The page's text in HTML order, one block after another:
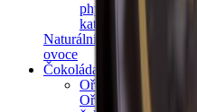
physalis
kategorie
Naturální sušené ovoce
ovoce
Čokoláda a sladkosti
Ořechy v čokoládě
Ořechy v hořké